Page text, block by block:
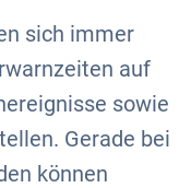
sich immer
auf
sowie
Gerade bei
können